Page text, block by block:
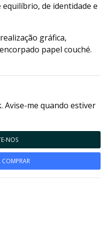
de identidade e
gráfica,
papel couché.
Avise-me quando estiver
NOS